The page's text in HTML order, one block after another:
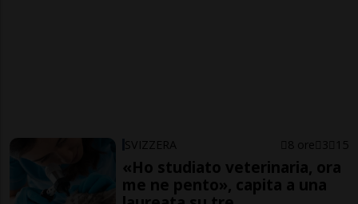
SVIZZERA 8 ore 3 15
«Ho studiato veterinaria, ora
me ne pento», capita a una